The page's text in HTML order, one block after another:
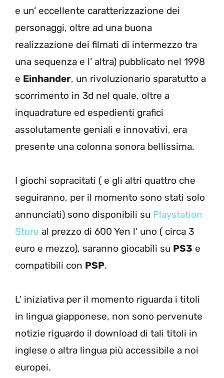
e un’ eccellente caratterizzazione dei
personaggi, oltre ad una buona
realizzazione dei filmati di intermezzo tra
una sequenza e l’ altra) pubblicato nel 1998
e Einhander, un rivoluzionario sparatutto a
scorrimento in 3d nel quale, oltre a
inquadrature ed espedienti grafici
assolutamente geniali e innovativi, era
presente una colonna sonora bellissima.
I giochi sopracitati ( e gli altri quattro che
seguiranno, per il momento sono stati solo
annunciati) sono disponibili su Playstation
Store al prezzo di 600 Yen l’ uno ( circa 3
euro e mezzo), saranno giocabili su PS3 e
compatibili con PSP.
L’ iniziativa per il momento riguarda i titoli
in lingua giapponese, non sono pervenute
notizie riguardo il download di tali titoli in
inglese o altra lingua più accessibile a noi
europei.